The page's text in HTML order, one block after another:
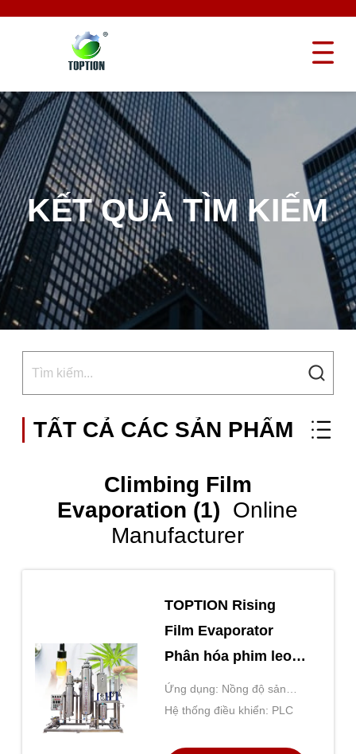
KẾT QUẢ TÌM KIẾM
TẤT CẢ CÁC SẢN PHẨM
Climbing Film
Evaporation (1) Online
Manufacturer
TOPTION Rising
Film Evaporator
Phân hóa phim leo
thẳng đứng
Ứng dụng: Nồng độ sản
phẩm lỏng
Hệ thống điều khiển: PLC